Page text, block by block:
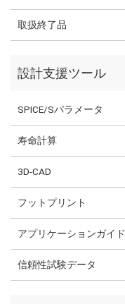
取扱終了品
設計支援ツール
SPICE/Sパラメータ
寿命計算
3D-CAD
フットプリント
アプリケーションガイド
信頼性試験データ